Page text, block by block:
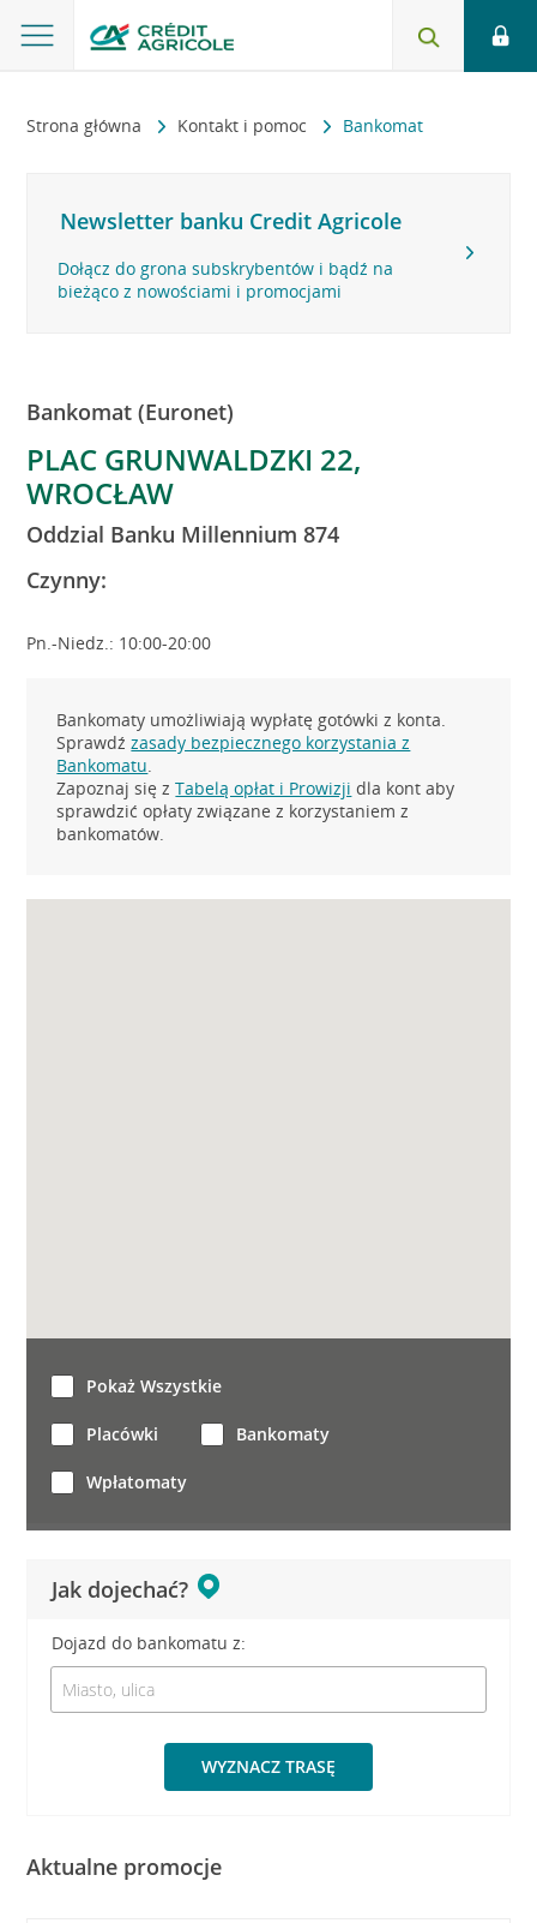
Strona główna Kontakt i pomoc Bankomat
Newsletter banku Credit Agricole
Dołącz do grona subskrybentów i bądź na
bieżąco z nowościami i promocjami
Bankomat (Euronet)
PLAC GRUNWALDZKI 22,
WROCŁAW
Oddzial Banku Millennium 874
Czynny:
Pn.-Niedz.: 10:00-20:00
Bankomaty umożliwiają wypłatę gotówki z konta.
Sprawdźzasady bezpiecznego korzystania z
Bankomatu.
Zapoznaj się zTabelą opłat i Prowizji dla kont aby
sprawdzić opłaty związane z korzystaniem z
bankomatów.
Jak dojechać?
Dojazd do bankomatu z:
WYZNACZ TRASĘ
Pokaż Wszystkie
Placówki Bankomaty
Wpłatomaty
Aktualne promocje